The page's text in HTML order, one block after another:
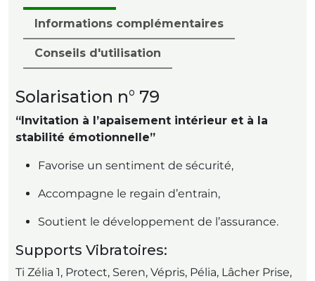
Informations complémentaires
Conseils d'utilisation
Solarisation n° 79
“Invitation à l’apaisement intérieur et à la
stabilité émotionnelle”
Favorise un sentiment de sécurité,
Accompagne le regain d’entrain,
Soutient le développement de l’assurance.
Supports Vibratoires:
Ti Zélia 1, Protect, Seren, Vépris, Pélia, Lâcher Prise,